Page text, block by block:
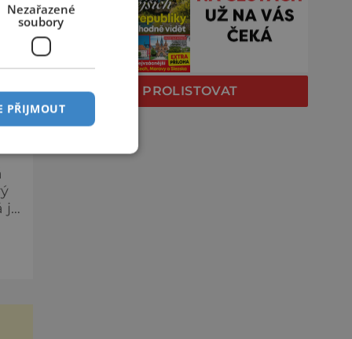
je
PROLISTOVAT
Nezařazené
soubory
PŘIJMOUT